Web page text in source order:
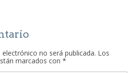
no será publicada. Los
marcados con *